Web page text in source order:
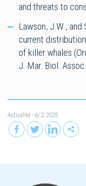
and threats to
Lawson, J.W.,
current
of killer whales
J. Mar. Biol.
Actualité - 6/2/2025